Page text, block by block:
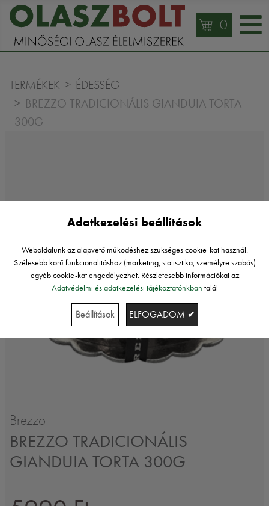
0
TERMÉKEK ÉDESSÉG
BREZZO TRADICIONÁLIS GIANDUIA TORTA
300G
Brezzo
BREZZO TRADICIONÁLIS
GIANDUIA TORTA 300G
Adatkezelési beállítások
Weboldalunk az alapvető működéshez szükséges cookie-kat használ.
Szélesebb körű funkcionalitáshoz (marketing, statisztika, személyre szabás)
egyéb cookie-kat engedélyezhet. Részletesebb információkat az
Adatvédelmi és adatkezelési tájékoztatónkban talál
Beállítások ELFOGADOM ✔